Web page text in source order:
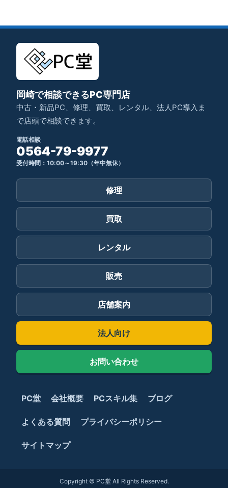
岡崎で相談できるPC専門店
中古・新品PC、修理、買取、レンタル、法人PC導入ま
で店頭で相談できます。
電話相談
0564-79-9977
受付時間：10:00～19:30（年中無休）
修理
買取
レンタル
販売
店舗案内
法人向け
お問い合わせ
PC堂 会社概要 PCスキル集 ブログ
よくある質問 プライバシーポリシー
サイトマップ
Copyright © PC堂 All Rights Reserved.